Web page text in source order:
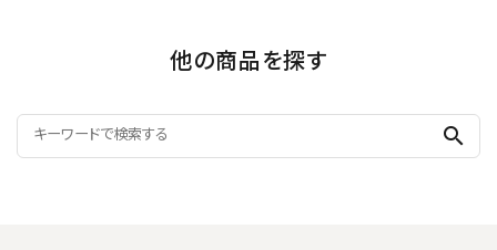
他の商品を探す
search